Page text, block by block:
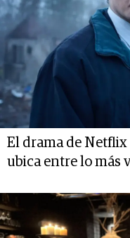
El drama de Netflix
ubica entre lo más